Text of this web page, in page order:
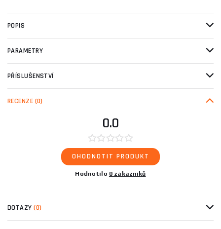
POPIS
PARAMETRY
PŘÍSLUŠENSTVÍ
RECENZE (0)
0.0
OHODNOTIT PRODUKT
Hodnotilo 0 zákazníků
DOTAZY(0)